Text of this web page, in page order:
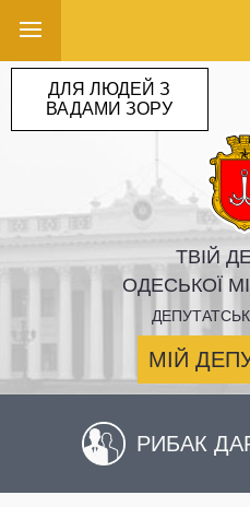
ТВІЙ
ОДЕСЬКОЇ
МІЙ
ДЛЯ ЛЮДЕЙ З
ВАДАМИ ЗОРУ
РИБАК